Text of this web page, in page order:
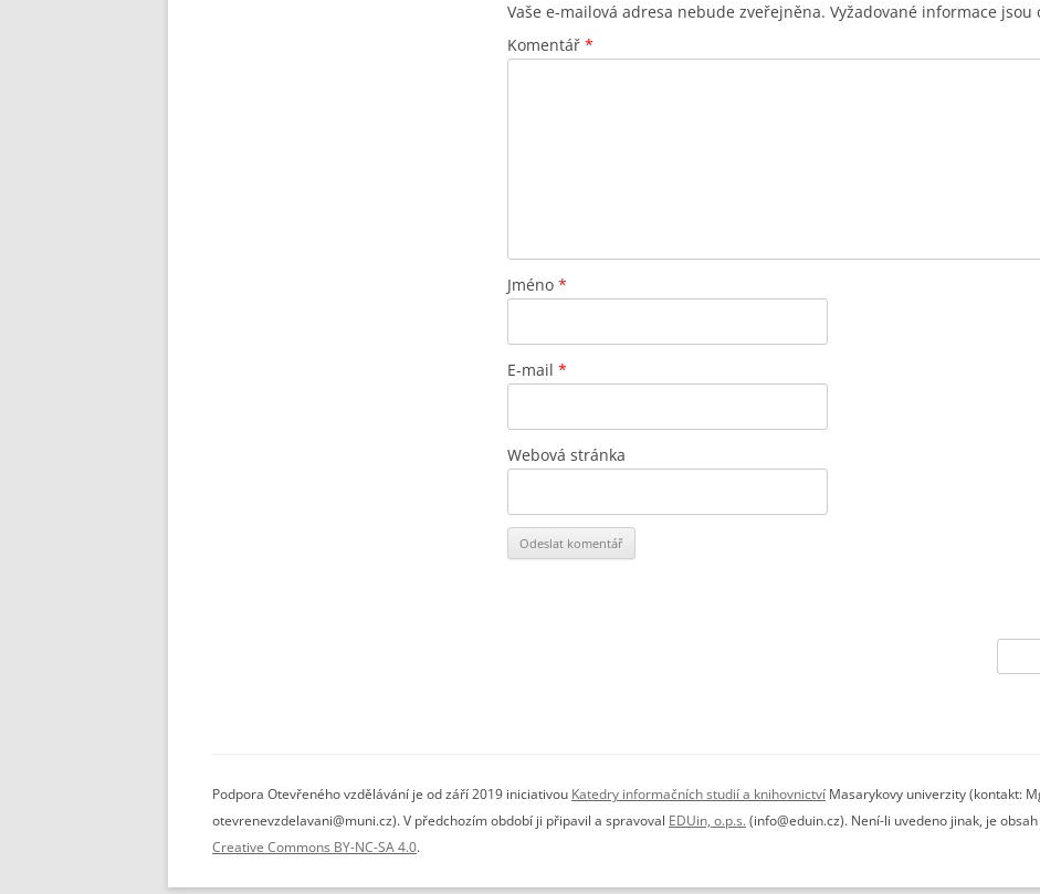
Vaše e-mailová adresa nebude zveřejněna. Vyžadované informace jsou
Komentář *
Jméno *
E-mail *
Webová stránka
Podpora Otevřeného vzdělávání je od září 2019 iniciativou Katedry informačních studií a knihovnictví Masarykovy univerzity (kontakt:
otevrenevzdelavani@muni.cz). V předchozím období ji připavil a spravoval EDUin, o.p.s. (info@eduin.cz). Není-li uvedeno jinak, je
Creative Commons BY-NC-SA 4.0.